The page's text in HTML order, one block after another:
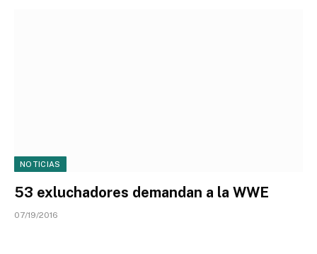
NOTICIAS
53 exluchadores demandan a la WWE
07/19/2016